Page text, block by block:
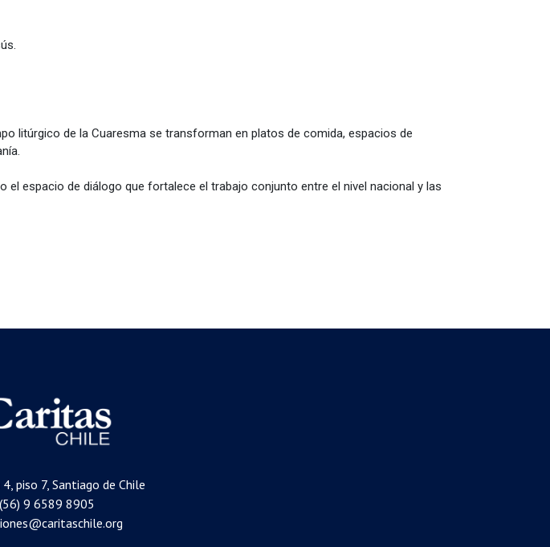
litúrgico de la Cuaresma se transforman en platos de comida, espacios de
espacio de diálogo que fortalece el trabajo conjunto entre el nivel nacional y las
piso 7, Santiago de Chile
9 6589 8905